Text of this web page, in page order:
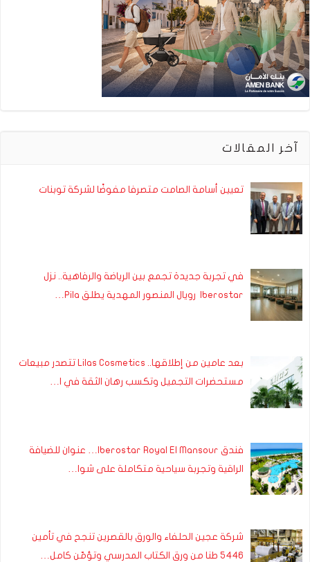
آخر المقالات
تعيين أسامة الصامت متصرفا مفوضًا لشركة توبنات
في تجربة جديدة تجمع بين الرياضة والرفاهية.. نزل
Iberostar رويال المنصور المهدية يطلق Pila…
بعد عامين من إطلاقها.. Lilas Cosmetics تتصدر مبيعات
مستحضرات التجميل وتكسب رهان الثقة في ا…
فندق Iberostar Royal El Mansour… عنوان للضيافة
الراقية وتجربة سياحية متكاملة على شوا…
شركة عجين الحلفاء والورق بالقصرين تنجح في تأمين
5446 طنا من ورق الكتاب المدرسي وتؤمّن كامل…